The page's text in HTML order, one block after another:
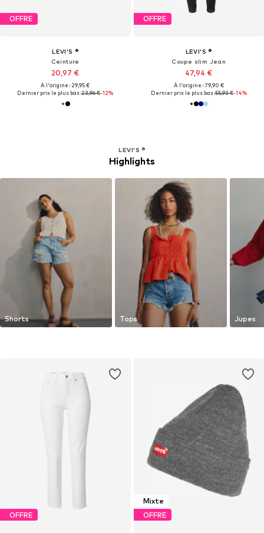
OFFRE
LEVI'S ®
Ceinture
20,97 €
À l'origine : 29,95 €
Dernier prix le plus bas :23,96 €-12%
OFFRE
LEVI'S ®
Coupe slim Jean
47,94 €
À l'origine : 79,90 €
Dernier prix le plus bas :55,93 €-14%
LEVI'S ®
Highlights
Shorts Tops Jupes
OFFRE
Mixte
OFFRE